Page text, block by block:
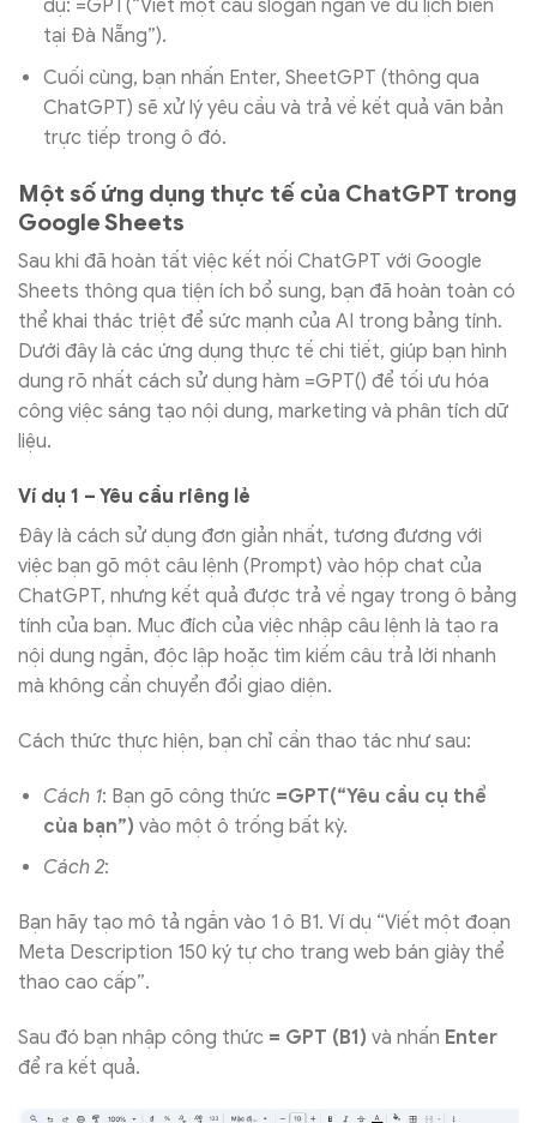
dụ: =GPT(“Viết một câu slogan ngắn về du lịch biển
tại Đà Nẵng”).
Cuối cùng, bạn nhấn Enter, SheetGPT (thông qua
ChatGPT) sẽ xử lý yêu cầu và trả về kết quả văn bản
trực tiếp trong ô đó.
Một số ứng dụng thực tế của ChatGPT trong
Google Sheets
Sau khi đã hoàn tất việc kết nối ChatGPT với Google
Sheets thông qua tiện ích bổ sung, bạn đã hoàn toàn có
thể khai thác triệt để sức mạnh của AI trong bảng tính.
Dưới đây là các ứng dụng thực tế chi tiết, giúp bạn hình
dung rõ nhất cách sử dụng hàm =GPT() để tối ưu hóa
công việc sáng tạo nội dung, marketing và phân tích dữ
liệu.
Ví dụ 1 – Yêu cầu riêng lẻ
Đây là cách sử dụng đơn giản nhất, tương đương với
việc bạn gõ một câu lệnh (Prompt) vào hộp chat của
ChatGPT, nhưng kết quả được trả về ngay trong ô bảng
tính của bạn. Mục đích của việc nhập câu lệnh là tạo ra
nội dung ngắn, độc lập hoặc tìm kiếm câu trả lời nhanh
mà không cần chuyển đổi giao diện.
Cách thức thực hiện, bạn chỉ cần thao tác như sau:
Cách 1: Bạn gõ công thức =GPT(“Yêu cầu cụ thể
của bạn”) vào một ô trống bất kỳ.
Cách 2:
Bạn hãy tạo mô tả ngắn vào 1 ô B1. Ví dụ “Viết một đoạn
Meta Description 150 ký tự cho trang web bán giày thể
thao cao cấp”.
Sau đó bạn nhập công thức = GPT (B1) và nhấn Enter
để ra kết quả.